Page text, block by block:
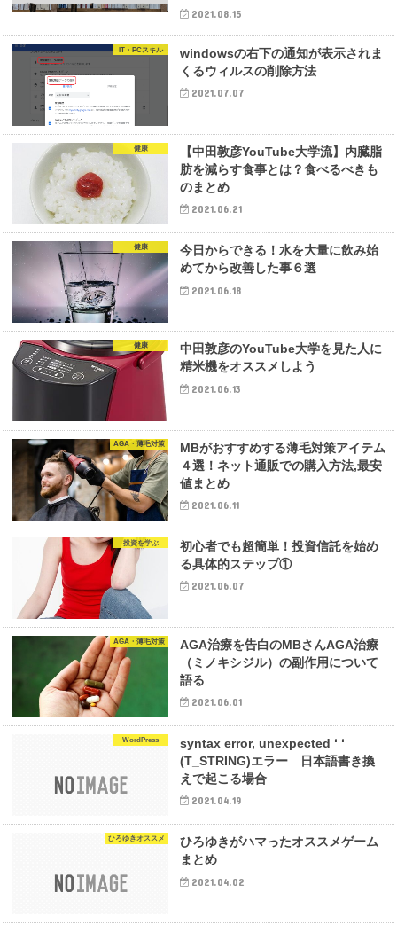
2021.08.15
IT・PCスキル
windowsの右下の通知が表示されま
くるウィルスの削除方法
2021.07.07
健康
【中田敦彦YouTube大学流】内臓脂
肪を減らす食事とは？食べるべきも
のまとめ
2021.06.21
健康
今日からできる！水を大量に飲み始
めてから改善した事６選
2021.06.18
健康
中田敦彦のYouTube大学を見た人に
精米機をオススメしよう
2021.06.13
AGA・薄毛対策
MBがおすすめする薄毛対策アイテム
４選！ネット通販での購入方法,最安
値まとめ
2021.06.11
投資を学ぶ
初心者でも超簡単！投資信託を始め
る具体的ステップ①
2021.06.07
AGA・薄毛対策
AGA治療を告白のMBさんAGA治療
（ミノキシジル）の副作用について
語る
2021.06.01
WordPress
syntax error, unexpected ‘ ‘
(T_STRING)エラー 日本語書き換
えで起こる場合
2021.04.19
ひろゆきオススメ
ひろゆきがハマったオススメゲーム
まとめ
2021.04.02